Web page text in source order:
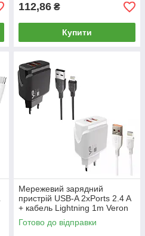
112,86 ₴
Купити
Мережевий зарядний
пристрій USB-A 2xPorts 2.4 A
+ кабель Lightning 1m Veron
Home Charger VR-
C12L_Чорний
Готово до відправки